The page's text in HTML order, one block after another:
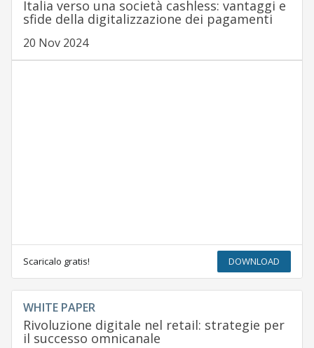
Italia verso una società cashless: vantaggi e
sfide della digitalizzazione dei pagamenti
20 Nov 2024
Scaricalo gratis! DOWNLOAD
WHITE PAPER
Rivoluzione digitale nel retail: strategie per
il successo omnicanale